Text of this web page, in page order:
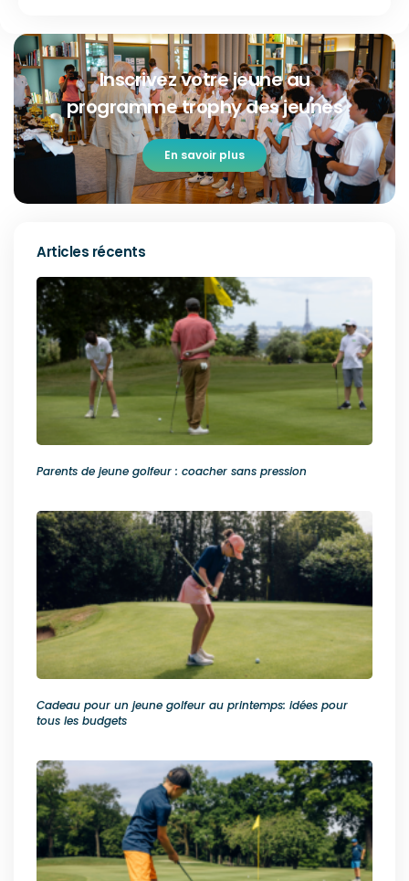
Inscrivez votre jeune au
programme trophy des jeunes
En savoir plus
Articles récents
Parents de jeune golfeur : coacher sans pression
Cadeau pour un jeune golfeur au printemps: idées pour
tous les budgets